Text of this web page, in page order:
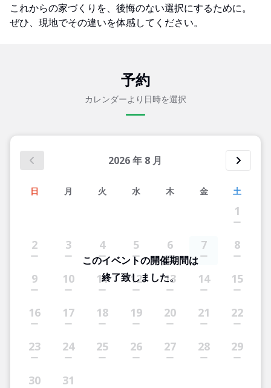
これからの家づくりを、後悔のない選択にするために。
ぜひ、現地でその違いを体感してください。
予約
カレンダーより日時を選択
2026年 8 月
日 月 火 水 木 金 土
1
2 3 4 5 6 7 8
9 10 11 12 13 14 15
16 17 18 19 20 21 22
23 24 25 26 27 28 29
30 31
このイベントの開催期間は
終了致しました。